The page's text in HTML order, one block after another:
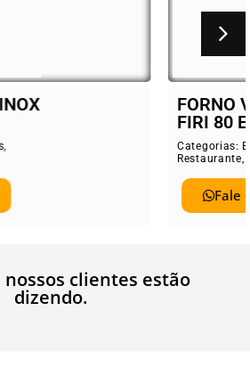
ROMA INOX
78 LT
e Hoteis
nossos clientes estão
dizendo.